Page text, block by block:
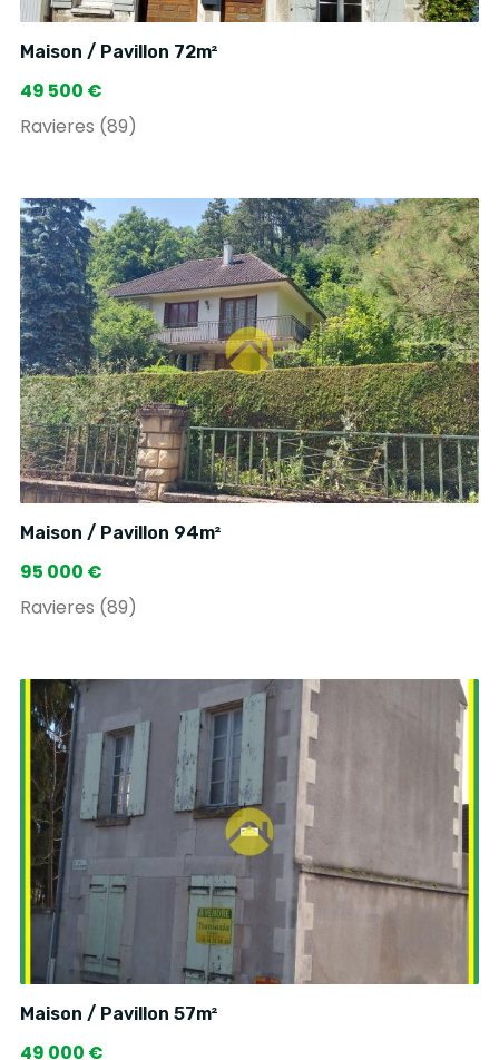
Maison / Pavillon 72m²
49 500 €
Ravieres (89)
Maison / Pavillon 94m²
95 000 €
Ravieres (89)
Maison / Pavillon 57m²
49 000 €